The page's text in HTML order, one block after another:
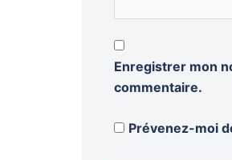
Enregistrer mon
commentaire.
Prévenez-moi